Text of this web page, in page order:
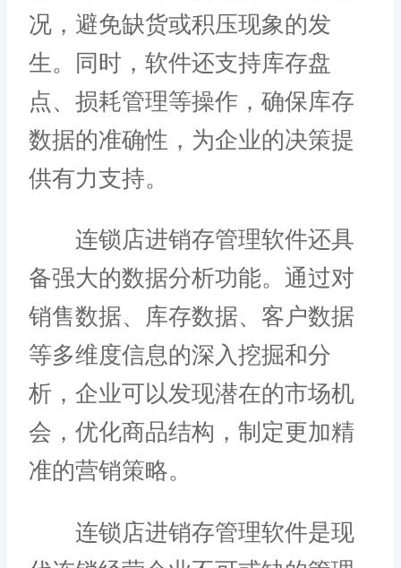
况，避免缺货或积压现象的发
生。同时，软件还支持库存盘
点、损耗管理等操作，确保库存
数据的准确性，为企业的决策提
供有力支持。
连锁店进销存管理软件还具
备强大的数据分析功能。通过对
销售数据、库存数据、客户数据
等多维度信息的深入挖掘和分
析，企业可以发现潜在的市场机
会，优化商品结构，制定更加精
准的营销策略。
连锁店进销存管理软件是现